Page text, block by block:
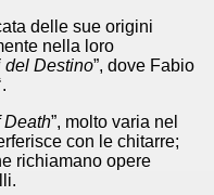
delle sue origini
nella loro
del Destino”, dove Fabio
‘.
”, molto varia nel
con le chitarre;
richiamano opere
moderno
nome, è anche